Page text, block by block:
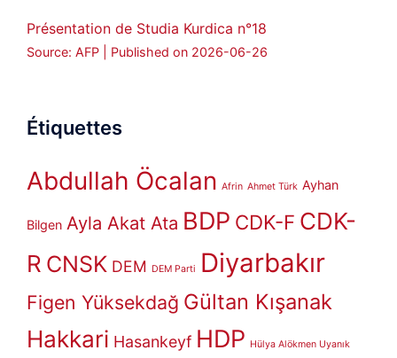
Présentation de Studia Kurdica n°18
Source: AFP Published on 2026-06-26
Étiquettes
Abdullah Öcalan Afrin Ahmet Türk Ayhan
Bilgen Ayla Akat Ata BDP CDK-F CDK-
R CNSK DEM DEM Parti Diyarbakır
Figen Yüksekdağ Gültan Kışanak
Hakkari Hasankeyf HDP Hülya Alökmen Uyanık